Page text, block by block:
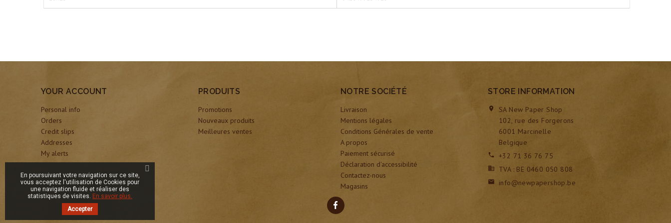
YOUR ACCOUNT
Personal info
Orders
Credit slips
Addresses
My alerts
PRODUITS
Promotions
Nouveaux produits
Meilleures ventes
NOTRE SOCIÉTÉ
Livraison
Mentions légales
Conditions Générales de vente
A propos
Paiement sécurisé
Déclaration d'accessibilité
Contactez-nous
Magasins
STORE INFORMATION

SA New Paper Shop
102, rue des Forgerons
6001 Marcinelle
Belgique
 +32 71 36 76 75
 TVA : BE 0460 050 808
 info@newpapershop.be
En poursuivant votre navigation sur ce site,
vous acceptez l'utilisation de Cookies pour
une navigation fluide et réaliser des
statistiques de visites. En savoir plus.
Accepter